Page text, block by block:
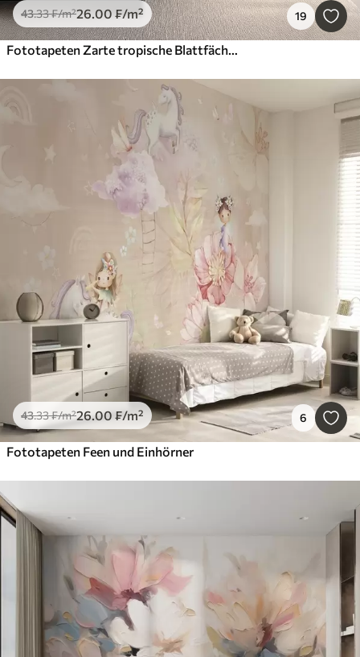
43.33₣/m²26.00 ₣/m² 19
Fototapeten Zarte tropische Blattfächer in hellbeigen und bläulichen Tönen
43.33₣/m²26.00 ₣/m² 6
Fototapeten Feen und Einhörner